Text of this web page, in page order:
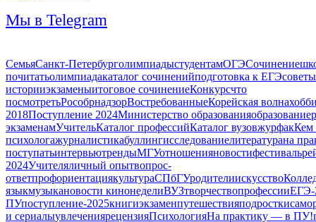
Мы в Telegram
СемьяСанкт-ПетербурголимпиадыстудентамОГЭСочинение
почитатьолимпиадакаталог сочиненийподготовка к ЕГЭсоветы
историиэкзаменыитоговое сочинениеКонкурсчто
посмотретьРособрнадзорВостребованныеКорейская волна
2018Поступление 2024Министерство образованияобразование
экзаменамУчительКаталог профессийКаталог вузовжурфакКем
психологажурналистикабуллингисследованиелитературана
поступатьинтервьютрендыМГУотношенияновостифестиваль
2024Учителяличный опытвопрос-
ответпрофориентациякультураСПбГУродителиискусство
языкмузыкановости кинонеделиВУЗтворчествопрофессииЕГЭ-
ПУпоступление-2025книгиэкзаменпутешествияподростки
и сериалыувлечениярецензияПсихологияНа практику — в ПУ!